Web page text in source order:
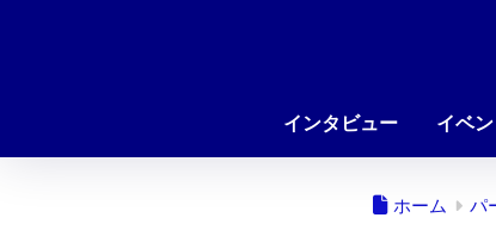
インタビュー イベン
ホーム パ